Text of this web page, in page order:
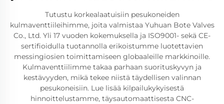
Tutustu korkealaatuisiin pesukoneiden
kulmaventtiileihimme, joita valmistaa Yuhuan Bote Valves
Co., Ltd. Yli 17 vuoden kokemuksella ja ISO9001- sekä CE-
sertifioidulla tuotannolla erikoistumme luotettavien
messingiosien toimittamiseen globaaleille markkinoille.
Kulmaventtiilimme takaa parhaan suorituskyvyn ja
kestävyyden, mikä tekee niistä täydellisen valinnan
pesukoneisiin. Lue lisää kilpailukykyisestä
hinnoittelustamme, täysautomaattisesta CNC-